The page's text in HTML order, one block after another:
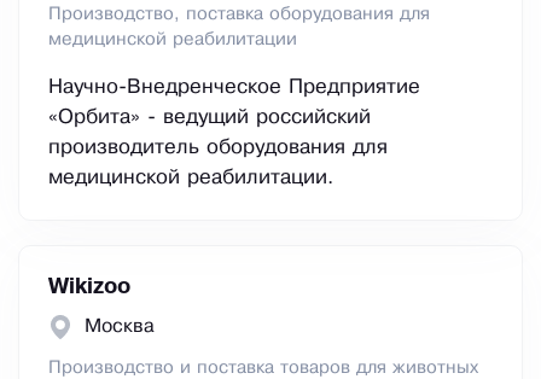
Производство, поставка оборудования для
медицинской реабилитации
Научно-Внедренческое Предприятие
«Орбита» - ведущий российский
производитель оборудования для
медицинской реабилитации.
Wikizoo
Москва
Производство и поставка товаров для животных